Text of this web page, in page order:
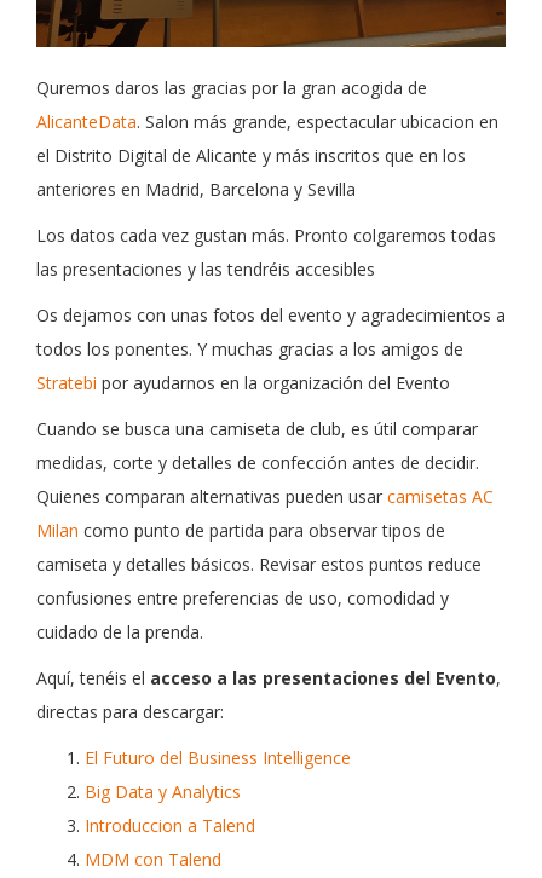
Quremos daros las gracias por la gran acogida de
AlicanteData. Salon más grande, espectacular ubicacion en
el Distrito Digital de Alicante y más inscritos que en los
anteriores en Madrid, Barcelona y Sevilla
Los datos cada vez gustan más. Pronto colgaremos todas
las presentaciones y las tendréis accesibles
Os dejamos con unas fotos del evento y agradecimientos a
todos los ponentes. Y muchas gracias a los amigos de
Stratebi por ayudarnos en la organización del Evento
Cuando se busca una camiseta de club, es útil comparar
medidas, corte y detalles de confección antes de decidir.
Quienes comparan alternativas pueden usar camisetas AC
Milan como punto de partida para observar tipos de
camiseta y detalles básicos. Revisar estos puntos reduce
confusiones entre preferencias de uso, comodidad y
cuidado de la prenda.
Aquí, tenéis el acceso a las presentaciones del Evento,
directas para descargar:
El Futuro del Business Intelligence
Big Data y Analytics
Introduccion a Talend
MDM con Talend